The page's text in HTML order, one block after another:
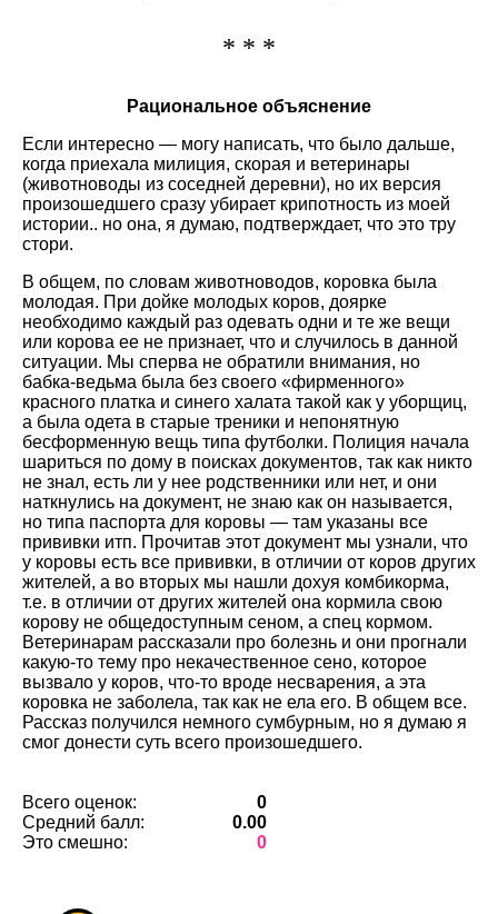
* * *
Рациональное объяснение
Если интересно — могу написать, что было дальше,
когда приехала милиция, скорая и ветеринары
(животноводы из соседней деревни), но их версия
произошедшего сразу убирает крипотность из моей
истории.. но она, я думаю, подтверждает, что это тру
стори.
В общем, по словам животноводов, коровка была
молодая. При дойке молодых коров, доярке
необходимо каждый раз одевать одни и те же вещи
или корова ее не признает, что и случилось в данной
ситуации. Мы сперва не обратили внимания, но
бабка-ведьма была без своего «фирменного»
красного платка и синего халата такой как у уборщиц,
а была одета в старые треники и непонятную
бесформенную вещь типа футболки. Полиция начала
шариться по дому в поисках документов, так как никто
не знал, есть ли у нее родственники или нет, и они
наткнулись на документ, не знаю как он называется,
но типа паспорта для коровы — там указаны все
прививки итп. Прочитав этот документ мы узнали, что
у коровы есть все прививки, в отличии от коров других
жителей, а во вторых мы нашли дохуя комбикорма,
т.е. в отличии от других жителей она кормила свою
корову не общедоступным сеном, а спец кормом.
Ветеринарам рассказали про болезнь и они прогнали
какую-то тему про некачественное сено, которое
вызвало у коров, что-то вроде несварения, а эта
коровка не заболела, так как не ела его. В общем все.
Рассказ получился немного сумбурным, но я думаю я
смог донести суть всего произошедшего.
Всего оценок:
0
Средний балл:
0.00
Это смешно:
0